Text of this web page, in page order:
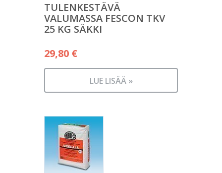
TULENKESTÄVÄ
VALUMASSA FESCON TKV
25 KG SÄKKI
29,80 €
LUE LISÄÄ »